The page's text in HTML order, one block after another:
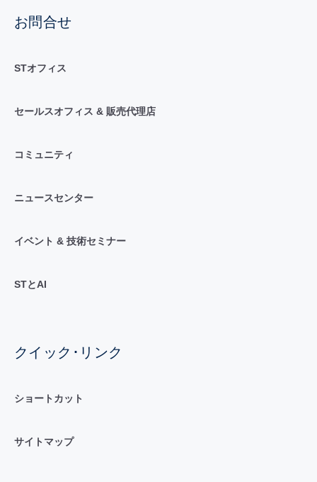
お問合せ
STオフィス
セールスオフィス & 販売代理店
コミュニティ
ニュースセンター
イベント & 技術セミナー
STとAI
クイック･リンク
ショートカット
サイトマップ